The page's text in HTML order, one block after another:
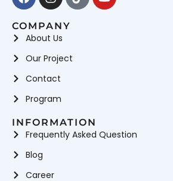
COMPANY
About Us
Our Project
Contact
Program
INFORMATION
Frequently Asked Question
Blog
Career